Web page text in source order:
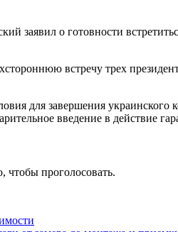
заявил о готовности
встречу трех
для завершения
введение в действие
чтобы проголосовать.